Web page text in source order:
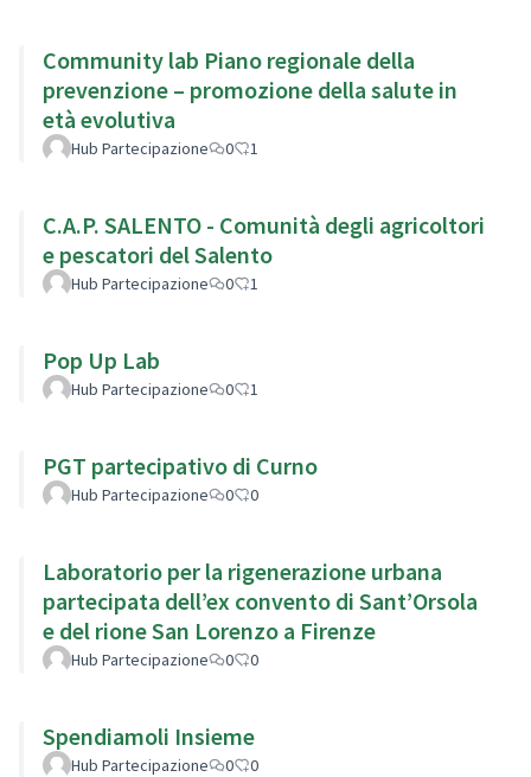
Community lab Piano regionale della
prevenzione – promozione della salute in
età evolutiva
Hub Partecipazione 0 1
C.A.P. SALENTO - Comunità degli agricoltori
e pescatori del Salento
Hub Partecipazione 0 1
Pop Up Lab
Hub Partecipazione 0 1
PGT partecipativo di Curno
Hub Partecipazione 0 0
Laboratorio per la rigenerazione urbana
partecipata dell’ex convento di Sant’Orsola
e del rione San Lorenzo a Firenze
Hub Partecipazione 0 0
Spendiamoli Insieme
Hub Partecipazione 0 0